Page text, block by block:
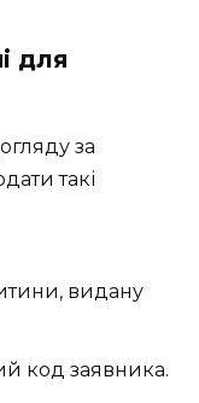
для
за
такі
видану
код заявника.